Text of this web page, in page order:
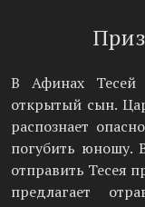
В Афинах
открытый сын.
распознает
погубить юношу.
отправить Тесея
предлагает